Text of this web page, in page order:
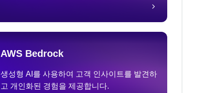
AWS Bedrock
생성형 AI를 사용하여 고객 인사이트를 발견하
고 개인화된 경험을 제공합니다.